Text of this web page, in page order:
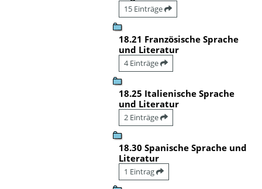
15 Einträge
18.21 Französische Sprache
und Literatur
4 Einträge
18.25 Italienische Sprache
und Literatur
2 Einträge
18.30 Spanische Sprache und
Literatur
1 Eintrag